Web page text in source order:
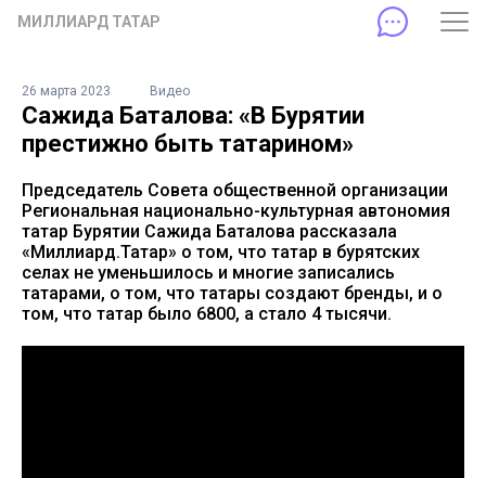
МИЛЛИАРД ТАТАР
26 марта 2023 Видео
Сажида Баталова: «В Бурятии
престижно быть татарином»
Председатель Совета общественной организации
Региональная национально-культурная автономия
татар Бурятии Сажида Баталова рассказала
«Миллиард.Татар» о том, что татар в бурятских
селах не уменьшилось и многие записались
татарами, о том, что татары создают бренды, и о
том, что татар было 6800, а стало 4 тысячи.